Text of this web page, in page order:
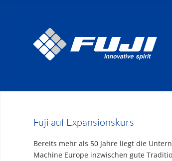
Fuji auf Expansionskurs
Bereits mehr als 50 Jahre liegt die
Machine Europe inzwischen gute